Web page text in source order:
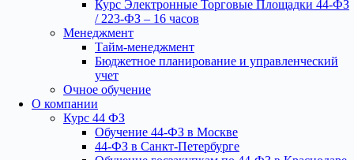
Курс Электронные Торговые Площадки 44-ФЗ
/ 223-ФЗ – 16 часов
Менеджмент
Тайм-менеджмент
Бюджетное планирование и управленческий
учет
Очное обучение
О компании
Курс 44 ФЗ
Обучение 44-ФЗ в Москве
44-ФЗ в Санкт-Петербурге